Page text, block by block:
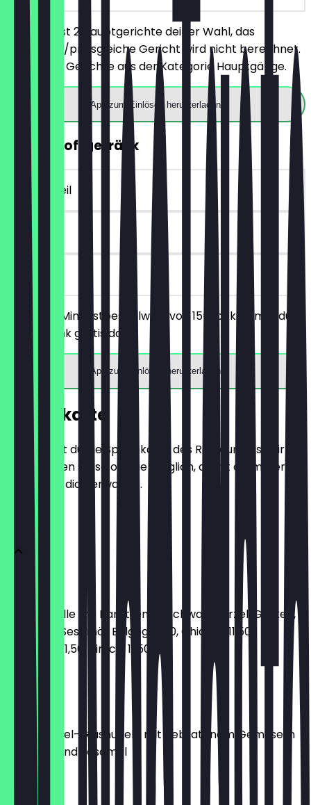
Du bestellst 2 Hauptgerichte deiner Wahl, das
günstigere/preisgleiche Gericht wird nicht berechnet.
Gilt nur für Gerichte aus der Kategorie Hauptgänge.
App zum Einlösen herunterladen
GRATIS Softgetränk
~4 € Vorteil
30 Tage
vor Ort
Ab einem Mindestbestellwert von 15€ bekommst du
Softgetränk gratis dazu.
App zum Einlösen herunterladen
Speisekarte
Hier findest du die Speisekarte des Restaurants. Wir
aktualisieren sie so oft wie möglich, damit du immer
weißt, was dich erwartet.
Kimbap
Seetangrolle mit Karotten, Ei, Schwarzwurzel, Gurken,
Ei, Sesam, Sesamöl, Bulgogi 11,50, Chicken 11,50,
Thunfisch 11,50, Kimchi 11,50
9,50 €
Japchae
Süßkartoffel-Glasnudeln mit gebratenem Gemüse in
Sojasoße und Sesamöl
7,90 €